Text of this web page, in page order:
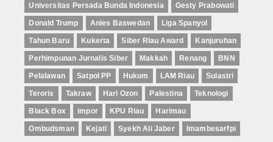
Universitas Persada Bunda Indonesia Gesty Prabowati
Donald Trump Anies Baswedan Liga Spanyol
Tahun Baru Kukerta Siber Riau Award Kanjuruhan
Perhimpunan Jurnalis Siber Makkah Renang BNN
Pelalawan Satpol PP Hukum LAM Riau Sulastri
Teroris Takraw Hari Ozon Palestina Teknologi
Black Box impor KPU Riau Harimau
Ombudsman Kejati Syekh Ali Jaber Imambesarfpi